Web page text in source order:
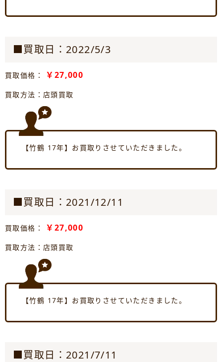
■買取日：2022/5/3
買取価格： ￥27,000
買取方法：店頭買取
【竹鶴 17年】お買取りさせていただきました。
■買取日：2021/12/11
買取価格： ￥27,000
買取方法：店頭買取
【竹鶴 17年】お買取りさせていただきました。
■買取日：2021/7/11